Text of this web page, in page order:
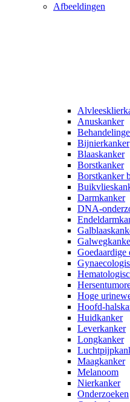
Afbeeldingen
Anuskanker
Bijnierkanker
Blaaskanker
Borstkanker
Borstkanker
Darmkanker
DNA-
Goedaardige
Hoge
Hoofd-
Huidkanker
Leverkanker
Longkanker
Maagkanker
Melanoom
Nierkanker
Onderzoeken